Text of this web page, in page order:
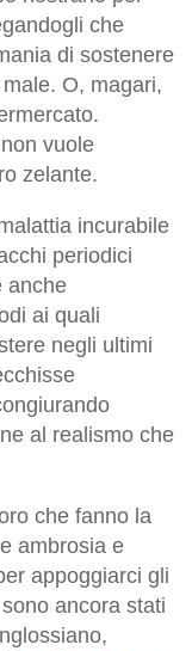
che
di sostenere
O, magari,
vuole
zelante.
incurabile
periodici
anche
ai quali
negli ultimi
al realismo che
che fanno la
ambrosia e
appoggiarci gli
ancora stati